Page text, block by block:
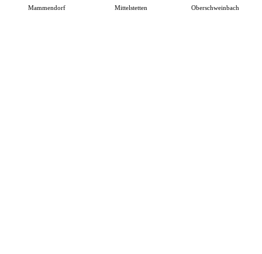
Mammendorf Mittelstetten Oberschweinbach